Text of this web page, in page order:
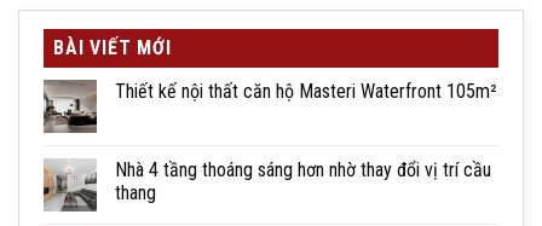
BÀI VIẾT MỚI
Thiết kế nội thất căn hộ Masteri Waterfront 105m²
Nhà 4 tầng thoáng sáng hơn nhờ thay đổi vị trí cầu
thang